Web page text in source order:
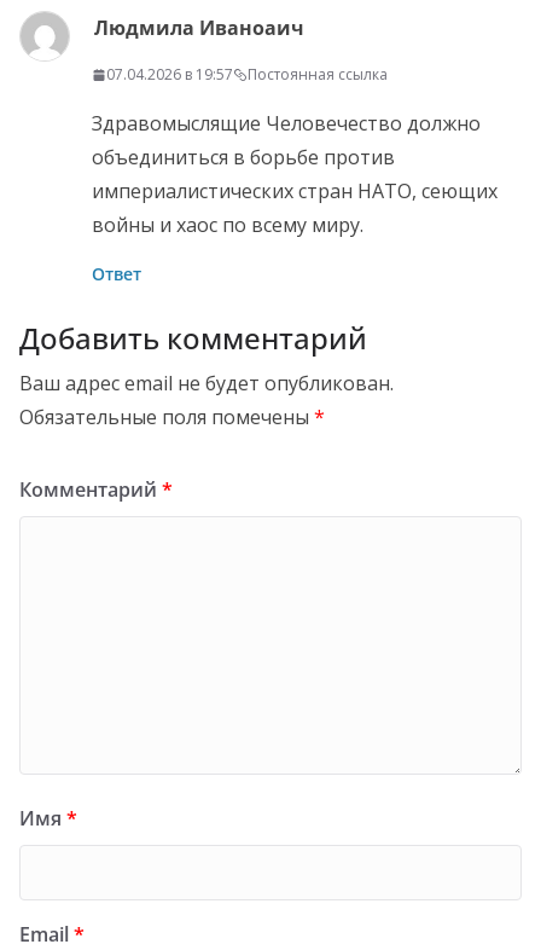
Людмила Иваноаич
07.04.2026 в 19:57 Постоянная ссылка
Здравомыслящие Человечество должно
объединиться в борьбе против
империалистических стран НАТО, сеющих
войны и хаос по всему миру.
Ответ
Добавить комментарий
Ваш адрес email не будет опубликован.
Обязательные поля помечены *
Комментарий *
Имя *
Email*